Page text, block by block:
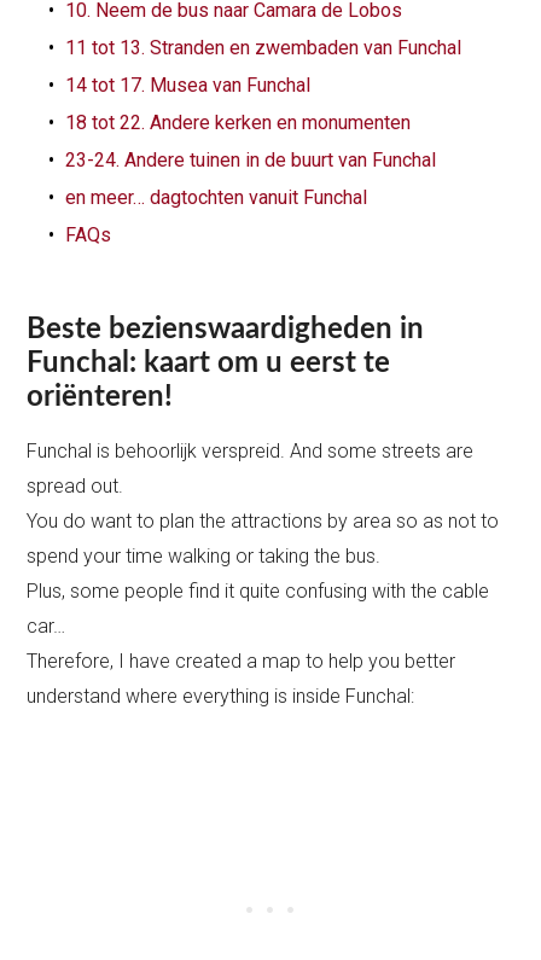
10. Neem de bus naar Camara de Lobos
11 tot 13. Stranden en zwembaden van Funchal
14 tot 17. Musea van Funchal
18 tot 22. Andere kerken en monumenten
23-24. Andere tuinen in de buurt van Funchal
en meer… dagtochten vanuit Funchal
FAQs
Beste bezienswaardigheden in
Funchal: kaart om u eerst te
oriënteren!
Funchal is behoorlijk verspreid. And some streets are
spread out.
You do want to plan the attractions by area so as not to
spend your time walking or taking the bus.
Plus, some people find it quite confusing with the cable
car…
Therefore, I have created a map to help you better
understand where everything is inside Funchal: